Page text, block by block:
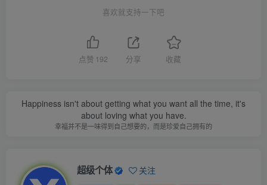
喜欢就支持一下吧
点赞 192 分享 收藏
Happiness isn't about getting what you want all the time, it's
about loving what you have.
幸福并不是一味得到自己想要的，而是珍爱自己拥有的
超级个体 关注